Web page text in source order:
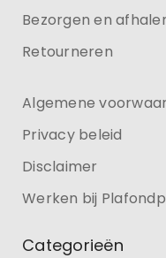
Bezorgen en
Retourneren
Algemene
Privacy beleid
Disclaimer
Werken bij
Categorieën